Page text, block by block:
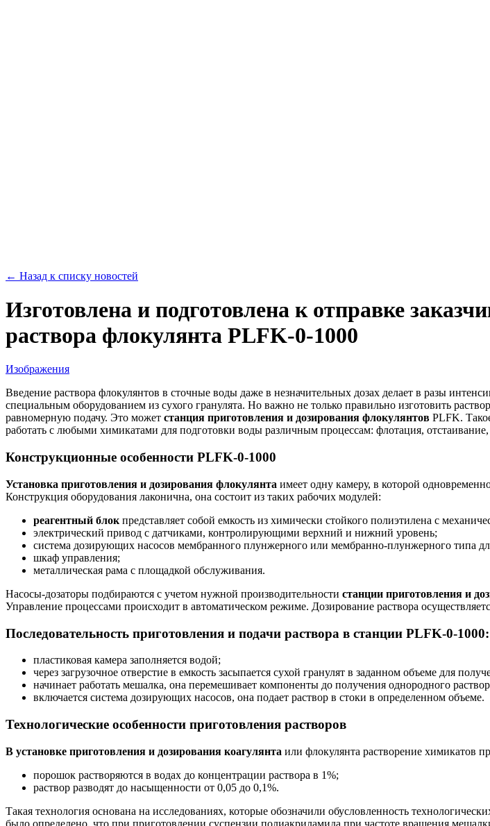
← Назад к списку новостей
Изготовлена и подготовлена к отправке
раствора флокулянта PLFK-0-1000
Изображения
Введение раствора флокулянтов в сточные воды даже в незначительных дозах делает в разы
специальным оборудованием из сухого гранулята. Но важно не только правильно изготовить
равномерную подачу. Это может станция приготовления и дозирования флокулянтов PLFK.
работать с любыми химикатами для подготовки воды различным процессам: флотация,
Конструкционные особенности PLFK-0-1000
Установка приготовления и дозирования флокулянта имеет одну камеру, в которой
Конструкция оборудования лаконична, она состоит из таких рабочих модулей:
реагентный блок представляет собой емкость из химически стойкого полиэтилена с
электрический привод с датчиками, контролирующими верхний и нижний уровень;
система дозирующих насосов мембранного плунжерного или мембранно-плунжерного типа
шкаф управления;
металлическая рама с площадкой обслуживания.
Насосы-дозаторы подбираются с учетом нужной производительности станции приготовления и
Управление процессами происходит в автоматическом режиме. Дозирование раствора
Последовательность приготовления и подачи раствора в станции PLFK-0-1000:
пластиковая камера заполняется водой;
через загрузочное отверстие в емкость засыпается сухой гранулят в заданном объеме для
начинает работать мешалка, она перемешивает компоненты до получения однородного
включается система дозирующих насосов, она подает раствор в стоки в определенном объеме.
Технологические особенности приготовления растворов
В установке приготовления и дозирования коагулянта или флокулянта растворение химикатов
порошок растворяются в водах до концентрации раствора в 1%;
раствор разводят до насыщенности от 0,05 до 0,1%.
Такая технология основана на исследованиях, которые обозначили обусловленность
было определено, что при приготовлении суспензии полиакриламида при частоте вращения